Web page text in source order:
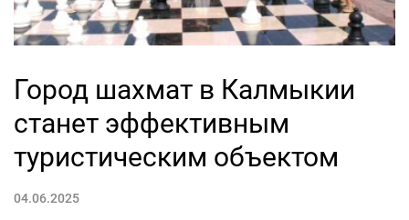
Город шахмат в Калмыкии
станет эффективным
туристическим объектом
04.06.2025